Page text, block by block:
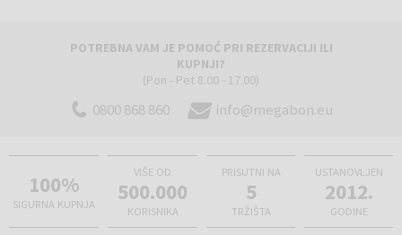
POTREBNA VAM JE POMOĆ PRI REZERVACIJI ILI
KUPNJI?
(Pon - Pet 8.00 - 17.00)
0800 868 860 info@megabon.eu
100%
SIGURNA KUPNJA
VIŠE OD
500.000
KORISNIKA
PRISUTNI NA
5
TRŽIŠTA
USTANOVLJEN
2012.
GODINE